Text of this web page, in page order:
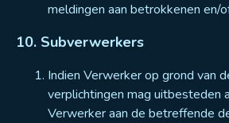
meldingen aan betrokkenen en/
10. Subverwerkers
Indien Verwerker op grond van
verplichtingen mag uitbesteden
Verwerker aan de betreffende